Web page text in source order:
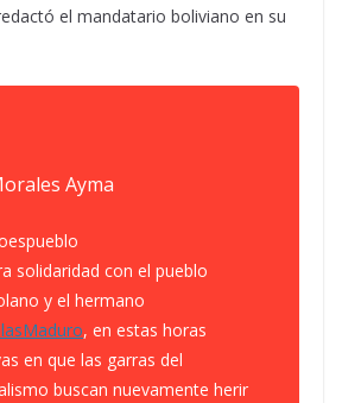
el mandatario boliviano en su
Ayma
solidaridad con el pueblo
y el hermano
, en estas horas
en que las garras del
buscan nuevamente herir